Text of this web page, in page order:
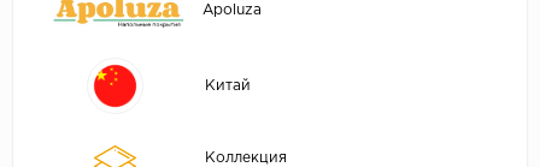
Apoluza
Китай
Коллекция